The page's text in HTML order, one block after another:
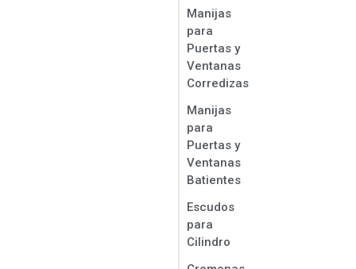
Manijas
para
Puertas y
Ventanas
Corredizas
Manijas
para
Puertas y
Ventanas
Batientes
Escudos
para
Cilindro